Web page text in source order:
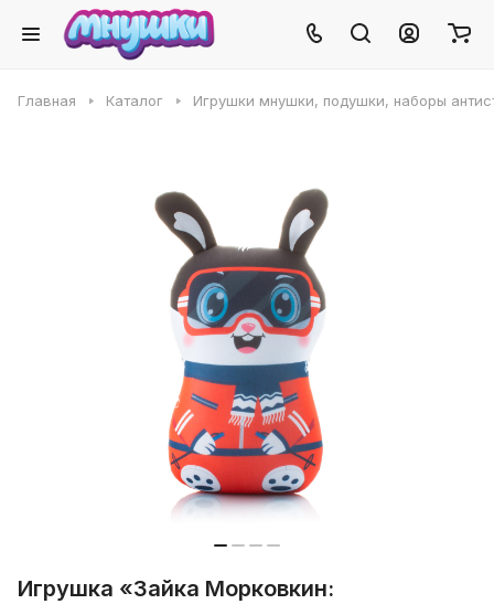
Главная Каталог Игрушки мнушки, подушки, наборы
Игрушка «Зайка Морковкин: